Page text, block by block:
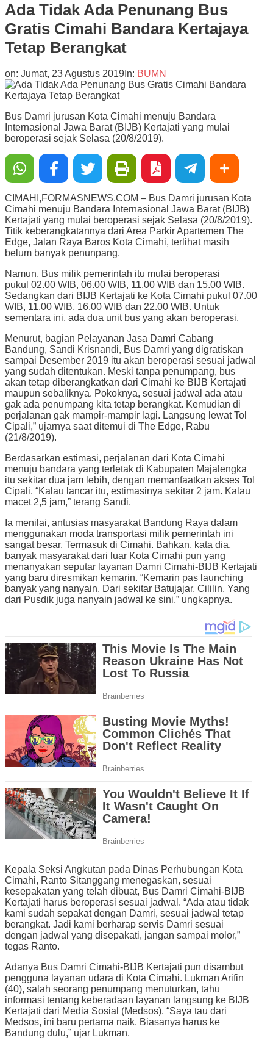
Ada Tidak Ada Penunang Bus
Gratis Cimahi Bandara Kertajaya
Tetap Berangkat
on: Jumat, 23 Agustus 2019 In: BUMN
Bus Damri jurusan Kota Cimahi menuju Bandara
Internasional Jawa Barat (BIJB) Kertajati yang mulai
beroperasi sejak Selasa (20/8/2019).
CIMAHI,FORMASNEWS.COM – Bus Damri jurusan Kota
Cimahi menuju Bandara Internasional Jawa Barat (BIJB)
Kertajati yang mulai beroperasi sejak Selasa (20/8/2019).
Titik keberangkatannya dari Area Parkir Apartemen The
Edge, Jalan Raya Baros Kota Cimahi, terlihat masih
belum banyak penunpang.
Namun, Bus milik pemerintah itu mulai beroperasi
pukul 02.00 WIB, 06.00 WIB, 11.00 WIB dan 15.00 WIB.
Sedangkan dari BIJB Kertajati ke Kota Cimahi pukul 07.00
WIB, 11.00 WIB, 16.00 WIB dan 22.00 WIB. Untuk
sementara ini, ada dua unit bus yang akan beroperasi.
Menurut, bagian Pelayanan Jasa Damri Cabang
Bandung, Sandi Krisnandi, Bus Damri yang digratiskan
sampai Desember 2019 itu akan beroperasi sesuai jadwal
yang sudah ditentukan. Meski tanpa penumpang, bus
akan tetap diberangkatkan dari Cimahi ke BIJB Kertajati
maupun sebaliknya. Pokoknya, sesuai jadwal ada atau
gak ada penumpang kita tetap berangkat. Kemudian di
perjalanan gak mampir-mampir lagi. Langsung lewat Tol
Cipali,” ujarnya saat ditemui di The Edge, Rabu
(21/8/2019).
Berdasarkan estimasi, perjalanan dari Kota Cimahi
menuju bandara yang terletak di Kabupaten Majalengka
itu sekitar dua jam lebih, dengan memanfaatkan akses Tol
Cipali. “Kalau lancar itu, estimasinya sekitar 2 jam. Kalau
macet 2,5 jam,” terang Sandi.
Ia menilai, antusias masyarakat Bandung Raya dalam
menggunakan moda transportasi milik pemerintah ini
sangat besar. Termasuk di Cimahi. Bahkan, kata dia,
banyak masyarakat dari luar Kota Cimahi pun yang
menanyakan seputar layanan Damri Cimahi-BIJB Kertajati
yang baru diresmikan kemarin. “Kemarin pas launching
banyak yang nanyain. Dari sekitar Batujajar, Cililin. Yang
dari Pusdik juga nanyain jadwal ke sini,” ungkapnya.
Kepala Seksi Angkutan pada Dinas Perhubungan Kota
Cimahi, Ranto Sitanggang menegaskan, sesuai
kesepakatan yang telah dibuat, Bus Damri Cimahi-BIJB
Kertajati harus beroperasi sesuai jadwal. “Ada atau tidak
kami sudah sepakat dengan Damri, sesuai jadwal tetap
berangkat. Jadi kami berharap servis Damri sesuai
dengan jadwal yang disepakati, jangan sampai molor,”
tegas Ranto.
Adanya Bus Damri Cimahi-BIJB Kertajati pun disambut
pengguna layanan udara di Kota Cimahi. Lukman Arifin
(40), salah seorang penumpang menuturkan, tahu
informasi tentang keberadaan layanan langsung ke BIJB
Kertajati dari Media Sosial (Medsos). “Saya tau dari
Medsos, ini baru pertama naik. Biasanya harus ke
Bandung dulu,” ujar Lukman.